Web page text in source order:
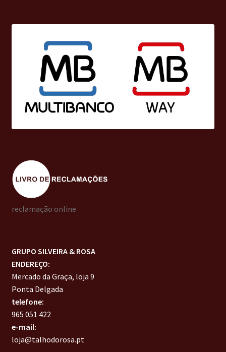
reclamação online
GRUPO SILVEIRA & ROSA
ENDEREÇO:
Mercado da Graça, loja 9
Ponta Delgada
telefone:
965 051 422
e-mail:
loja@talhodorosa.pt